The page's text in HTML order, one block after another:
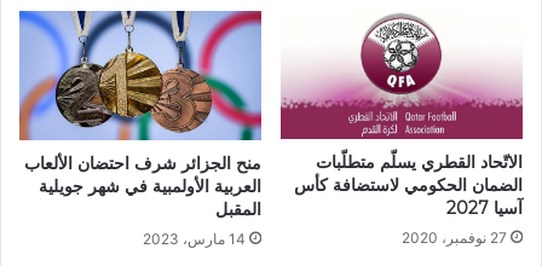
الاتّحاد القطري يسلّم متطلّبات
الضمان الحكومي لاستضافة كأس
آسيا 2027
27 نوفمبر، 2020
منح الجزائر شرف احتضان الألعاب
العربية الأولمبية في شهر جويلية
المقبل
14 مارس، 2023